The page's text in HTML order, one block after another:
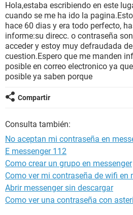
Hola,estaba escribiendo en este
cuando se me ha ido la
hace 60 dias y era todo perfecto,
informe:su direcc. o contraseña
acceder y estoy muy defraudada
cuestion.Espero que me manden
posible en correo electronico ya
posible ya saben porque
Compartir
Consulta también:
No aceptan mi contraseña en
E messenger 112
Como crear un grupo en messenger
Como ver mi contraseña de wifi en
Abrir messenger sin descargar
Como ver una contraseña con